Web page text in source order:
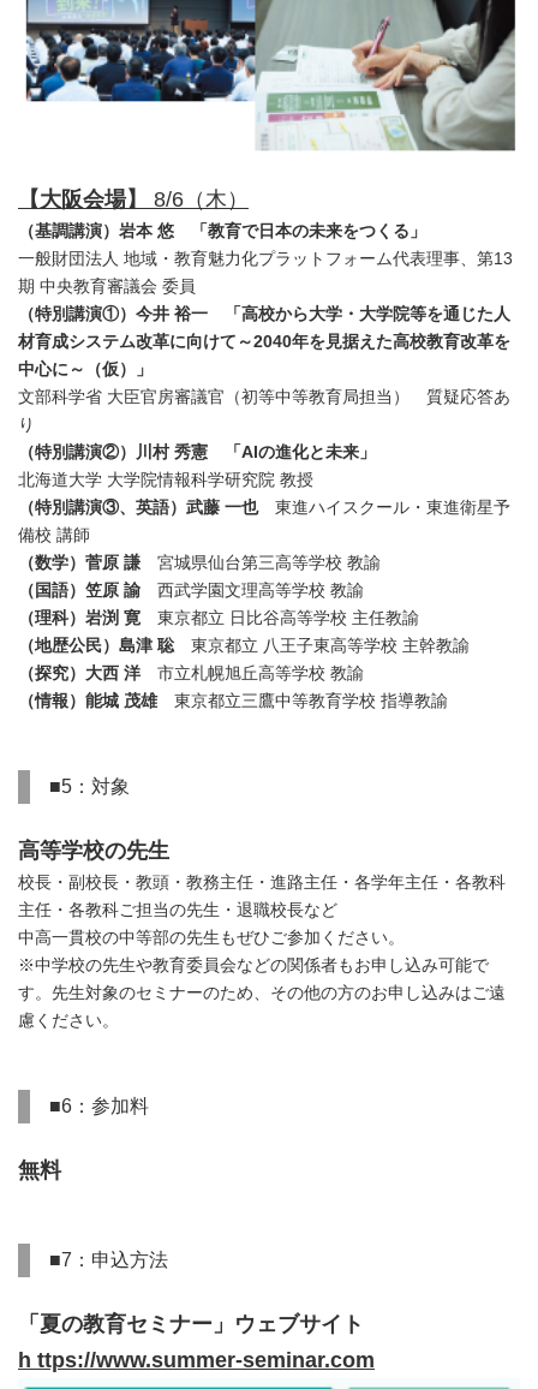
【大阪会場】 8/6（木）
（基調講演） 岩本 悠
「教育で日本の未来をつくる」
一般財団法人 地域・教育魅力化プラットフォーム代表理事、第13
期 中央教育審議会 委員
（特別講演①） 今井 裕一 「高校から大学・大学院等を通じた人
材育成システム改革に向けて～2040年を見据えた高校教育改革を
中心に～（仮）」
文部科学省 大臣官房審議官（初等中等教育局担当） 質疑応答あ
り
（特別講演②）
川村 秀憲 「 AI の進化と未来」
北海道大学 大学院情報科学研究院 教授
（特別講演③、英語） 武藤 一也 東進ハイスクール・東進衛星予
備校 講師
（数学） 菅原 謙 宮城県仙台第三高等学校 教諭
（国語） 笠原 諭 西武学園文理高等学校 教諭
（理科） 岩渕 寛 東京都立 日比谷高等学校 主任教諭
（地歴公民） 島津 聡 東京都立 八王子東高等学校 主幹教諭
（探究） 大西 洋 市立札幌旭丘高等学校 教諭
（情報） 能城 茂雄 東京都立三鷹中等教育学校 指導教諭
■5：対象
高等学校の先生
校長・副校長・教頭・教務主任・進路主任・各学年主任・各教科
主任・各教科ご担当の先生・退職校長など
中高一貫校の中等部の先生もぜひご参加ください。
※中学校の先生や教育委員会などの関係者もお申し込み可能で
す。先生対象のセミナーのため、その他の方のお申し込みはご遠
慮ください。
■6：参加料
無料
■7：申込方法
「夏の教育セミナー」ウェブサイト
h ttps://www.summer-seminar.com